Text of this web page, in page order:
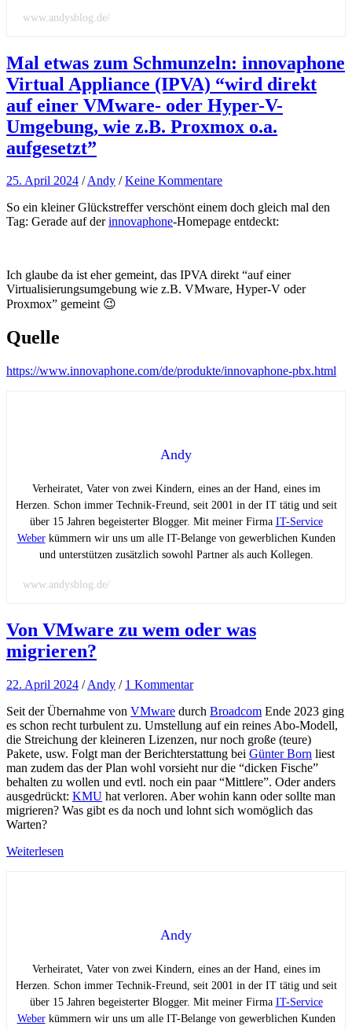
www.andysblog.de/
Mal etwas zum Schmunzeln: innovaphone
Virtual Appliance (IPVA) “wird direkt
auf einer VMware- oder Hyper-V-
Umgebung, wie z.B. Proxmox o.a.
aufgesetzt”
25. April 2024 /Andy /Keine Kommentare
So ein kleiner Glückstreffer verschönt einem doch gleich mal den
Tag: Gerade auf derinnovaphone-Homepage entdeckt:
Ich glaube da ist eher gemeint, das IPVA direkt “auf einer
Virtualisierungsumgebung wie z.B. VMware, Hyper-V oder
Proxmox” gemeint 😉
Quelle
https://www.innovaphone.com/de/produkte/innovaphone-pbx.html
Andy
Verheiratet, Vater von zwei Kindern, eines an der Hand, eines im
Herzen. Schon immer Technik-Freund, seit 2001 in der IT tätig und seit
über 15 Jahren begeisterter Blogger. Mit meiner Firma IT-Service
Weberkümmern wir uns um alle IT-Belange von gewerblichen Kunden
und unterstützen zusätzlich sowohl Partner als auch Kollegen.
www.andysblog.de/
Von VMware zu wem oder was
migrieren?
22. April 2024 /Andy / 1 Kommentar
Seit der Übernahme von VMware durch Broadcom Ende 2023 ging
es schon recht turbulent zu. Umstellung auf ein reines Abo-Modell,
die Streichung der kleineren Lizenzen, nur noch große (teure)
Pakete, usw. Folgt man der Berichterstattung bei Günter Born liest
man zudem das der Plan wohl vorsieht nur die “dicken Fische”
behalten zu wollen und evtl. noch ein paar “Mittlere”. Oder anders
ausgedrückt: KMU hat verloren. Aber wohin kann oder sollte man
migrieren? Was gibt es da noch und lohnt sich womöglich das
Warten?
Weiterlesen
Andy
Verheiratet, Vater von zwei Kindern, eines an der Hand, eines im
Herzen. Schon immer Technik-Freund, seit 2001 in der IT tätig und seit
über 15 Jahren begeisterter Blogger. Mit meiner Firma IT-Service
Weberkümmern wir uns um alle IT-Belange von gewerblichen Kunden